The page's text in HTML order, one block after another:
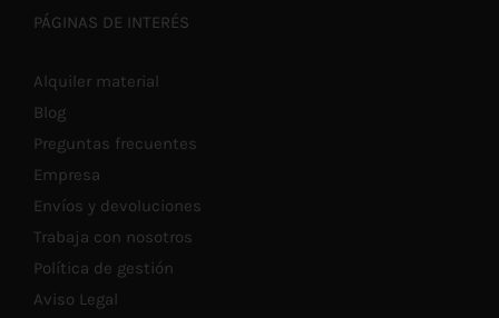
PÁGINAS DE INTERÉS
Alquiler material
Blog
Preguntas frecuentes
Empresa
Envíos y devoluciones
Trabaja con nosotros
Política de gestión
Aviso Legal